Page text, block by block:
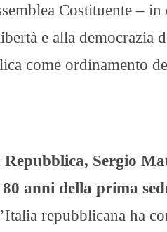
Costituente –
e alla democrazia
come ordinamento
Repubblica, Sergio
anni della prima
repubblicana ha